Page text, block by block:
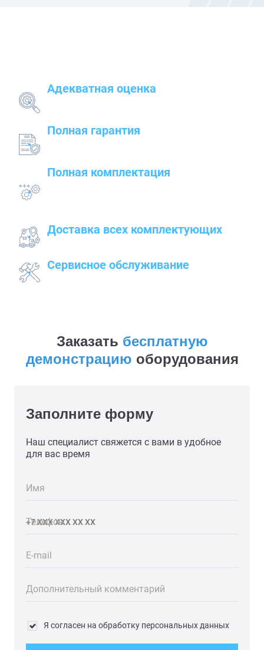
Адекватная оценка
Полная гарантия
Полная комплектация
Доставка всех комплектующих
Сервисное обслуживание
Заказать бесплатную
демонстрацию оборудования
Заполните форму
Наш специалист свяжется с вами в удобное
для вас время
Имя
Телефон
E-mail
Дополнительный комментарий
Я согласен на обработку персональных данных